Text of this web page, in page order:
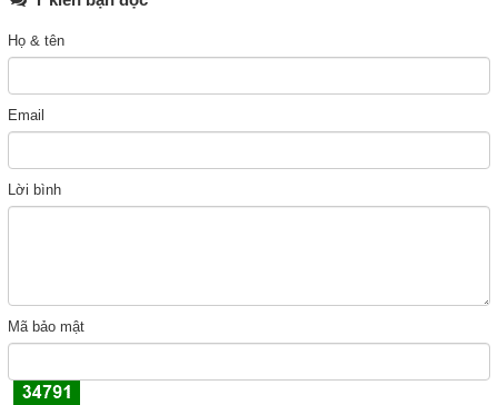
Họ & tên
Email
Lời bình
Mã bảo mật